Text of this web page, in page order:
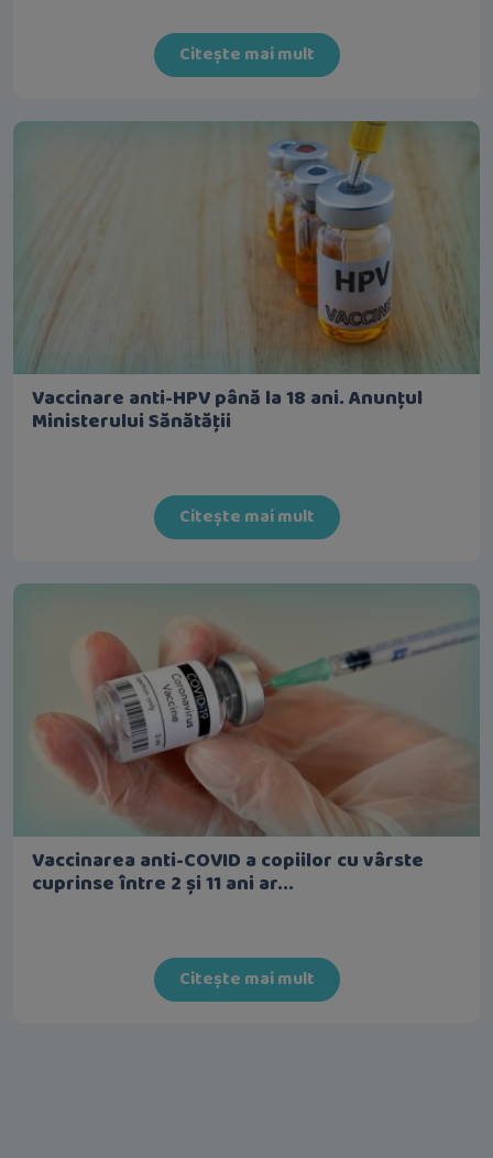
Citește mai mult
Vaccinare anti-HPV până la 18 ani. Anunțul
Ministerului Sănătății
Citește mai mult
Vaccinarea anti-COVID a copiilor cu vârste
cuprinse între 2 și 11 ani ar...
Citește mai mult